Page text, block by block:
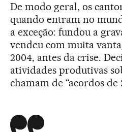
De modo geral, os
quando entram no
a exceção: fundou a
vendeu com muita
2004, antes da crise.
atividades produtivas
chamam de “acordos de